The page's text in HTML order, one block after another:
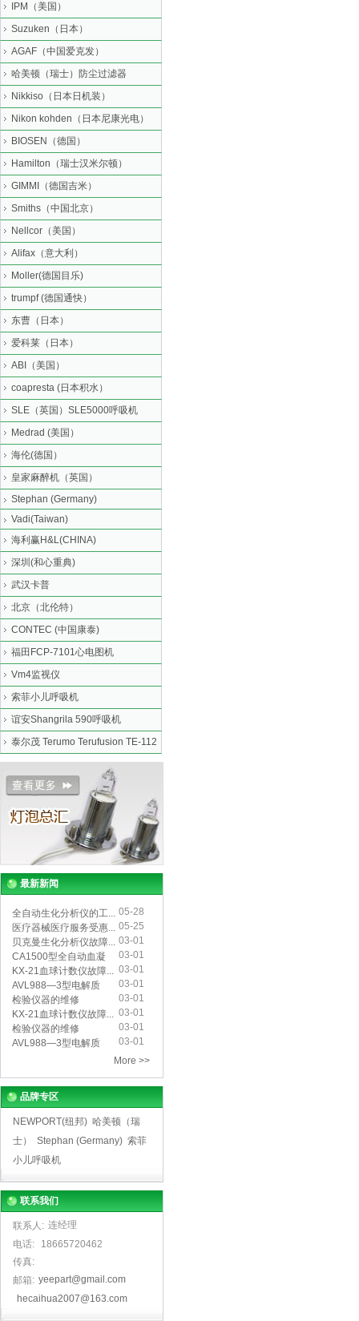
IPM（美国）
Suzuken（日本）
AGAF（中国爱克发）
哈美顿（瑞士）防尘过滤器
Nikkiso（日本日机装）
Nikon kohden（日本尼康光电）
BIOSEN（德国）
Hamilton（瑞士汉米尔顿）
GIMMI（德国吉米）
Smiths（中国北京）
Nellcor（美国）
Alifax（意大利）
Moller(德国目乐)
trumpf (德国通快）
东曹（日本）
爱科莱（日本）
ABI（美国）
coapresta (日本积水）
SLE（英国）SLE5000呼吸机
Medrad (美国）
海伦(德国）
皇家麻醉机（英国）
Stephan (Germany)
Vadi(Taiwan)
海利赢H&L(CHINA)
深圳(和心重典)
武汉卡普
北京（北伦特）
CONTEC (中国康泰)
福田FCP-7101心电图机
Vm4监视仪
索菲小儿呼吸机
谊安Shangrila 590呼吸机
泰尔茂 Terumo Terufusion TE-112
最新新闻
全自动生化分析仪的工... 05-28
医疗器械医疗服务受惠... 05-25
贝克曼生化分析仪故障... 03-01
CA1500型全自动血凝
仪...
03-01
KX-21血球计数仪故障... 03-01
AVL988—3型电解质
分...
03-01
检验仪器的维修
03-01
KX-21血球计数仪故障... 03-01
检验仪器的维修
03-01
AVL988—3型电解质
03-01
More >>
品牌专区
NEWPORT(纽邦) 哈美顿（瑞
士）
Stephan (Germany) 索菲
小儿呼吸机
联系我们
联系人: 连经理
电话:
18665720462
传真:
邮箱: yeepart@gmail.com
hecaihua2007@163.com